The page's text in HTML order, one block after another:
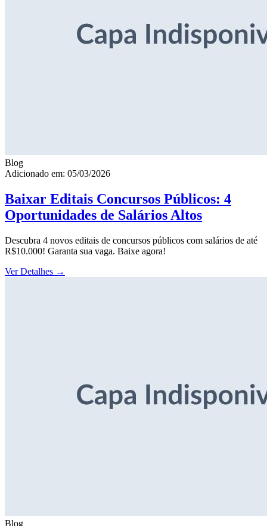
Blog
Adicionado em: 05/03/2026
Baixar Editais Concursos Públicos: 4
Oportunidades de Salários Altos
Descubra 4 novos editais de concursos públicos com salários de até
R$10.000! Garanta sua vaga. Baixe agora!
Ver Detalhes →
Blog